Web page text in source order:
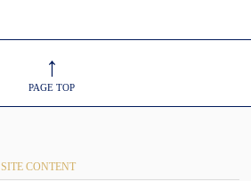
↑
PAGE TOP
SITE CONTENT